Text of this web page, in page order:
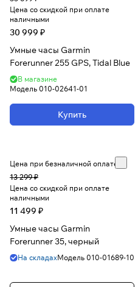
Цена со скидкой при оплате
наличными
30 999 ₽
Умные часы Garmin
Forerunner 255 GPS, Tidal Blue
В магазине
Модель 010-02641-01
Купить
Цена при безналичной оплате
13 299 ₽
Цена со скидкой при оплате
наличными
11 499 ₽
Умные часы Garmin
Forerunner 35, черный
На складахМодель 010-01689-10